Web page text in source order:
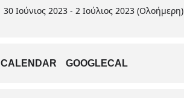
30 Ιούνιος 2023 - 2 Ιούλιος 2023 (Ολοήμερη)
CALENDAR GOOGLECAL